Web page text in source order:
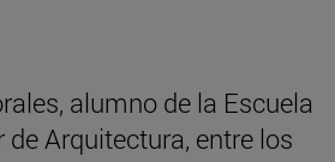
alumno de la Escuela
de Arquitectura, entre los